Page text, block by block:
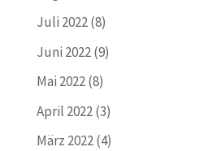
Juli 2022(8)
Juni 2022(9)
Mai 2022(8)
April 2022(3)
März 2022(4)